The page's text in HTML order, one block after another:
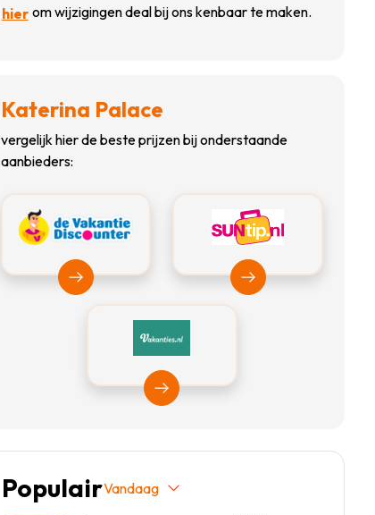
hier om wijzigingen deal bij ons kenbaar te maken.
Katerina Palace
vergelijk hier de beste prijzen bij onderstaande
aanbieders:
Bekijk Vakantiediscounter Bekijk Suntip
Bekijk Vakanties.nl
PopulairVandaag